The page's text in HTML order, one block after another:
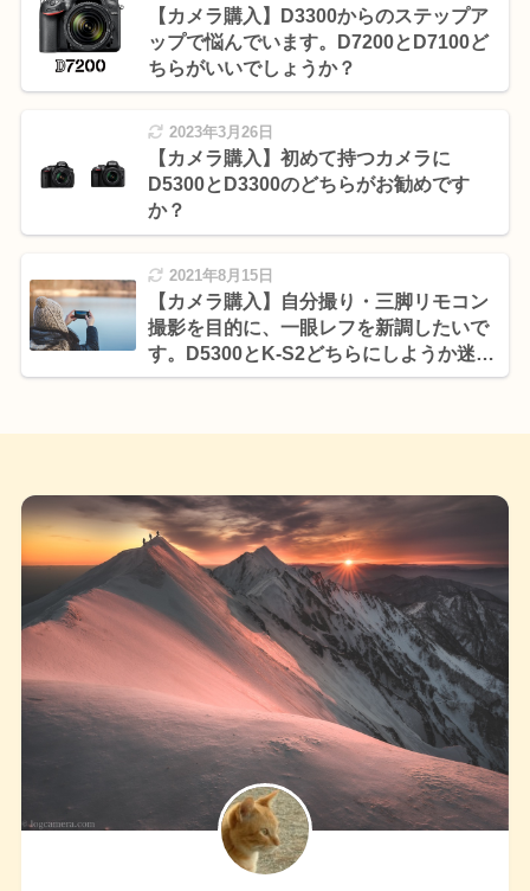
【カメラ購入】D3300からのステップア
ップで悩んでいます。D7200とD7100ど
ちらがいいでしょうか？
2023年3月26日
【カメラ購入】初めて持つカメラに
D5300とD3300のどちらがお勧めです
か？
2021年8月15日
【カメラ購入】自分撮り・三脚リモコン
撮影を目的に、一眼レフを新調したいで
す。D5300とK-S2どちらにしようか迷っ
ています